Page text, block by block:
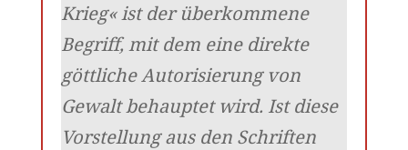
Krieg« ist der überkommene
Begriff, mit dem eine direkte
göttliche Autorisierung von
Gewalt behauptet wird. Ist diese
Vorstellung aus den Schriften